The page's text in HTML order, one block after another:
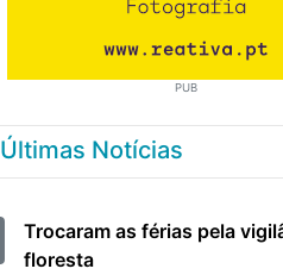
PUB
Últimas Notícias
Trocaram as férias pela
floresta